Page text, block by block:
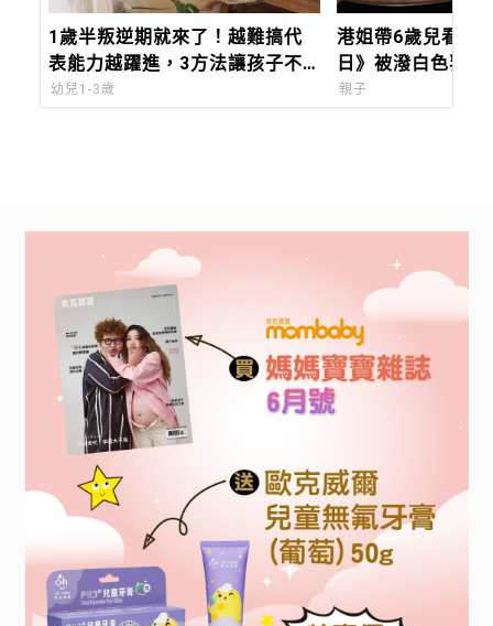
1歲半叛逆期就來了！越難搞代
表能力越躍進，3方法讓孩子不
生氣，別在哭鬧時說教
幼兒1-3歲
港姐帶6歲兒看《
日》被潑白色乳
在電影院失控，看
親子